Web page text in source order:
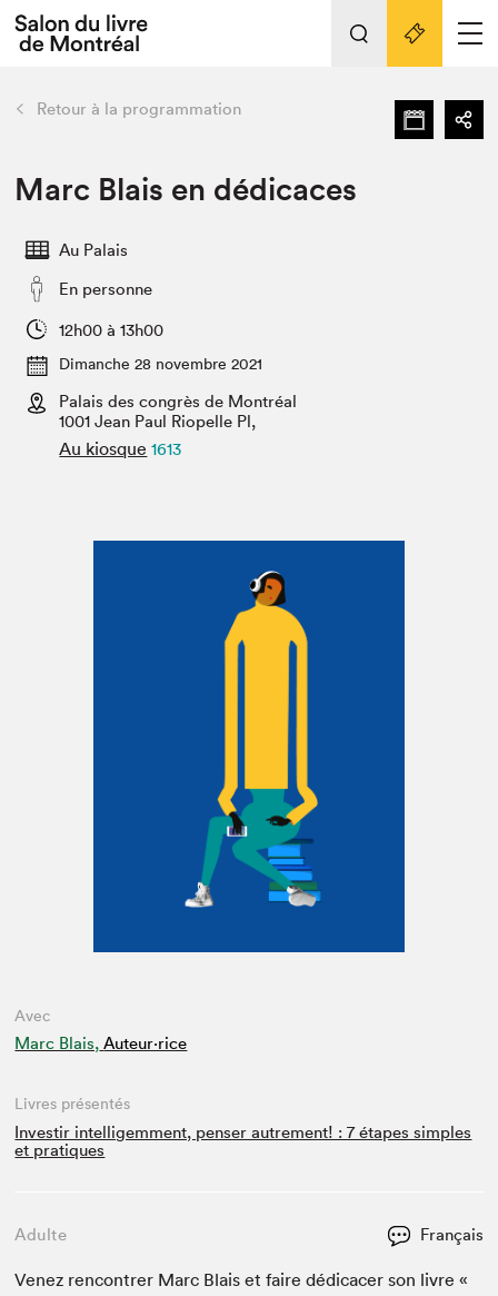
Espace médias
Espace exposant⋅e⋅s
Tout sur l'édition 2022
Actualités
Vidéos et Balados
Club de lecture Braindate
retour Nos activités
Édition 2022
Planifier sa visite
Projets partenaires 2022
Archives
Liens pratiques
Retour à la programmation
Marc Blais en dédicaces
Au Palais
En personne
12h00 à 13h00
Dimanche 28 novembre 2021
Palais des congrès de Montréal
1001 Jean Paul Riopelle Pl,
Au kiosque 1613
Avec
Marc Blais, Auteur·rice
Livres présentés
Investir intelligemment, penser autrement! : 7 étapes simples
et pratiques
Adulte Français
Venez ren­con­tr­er Marc Blais et faire dédi­cac­er son livre «